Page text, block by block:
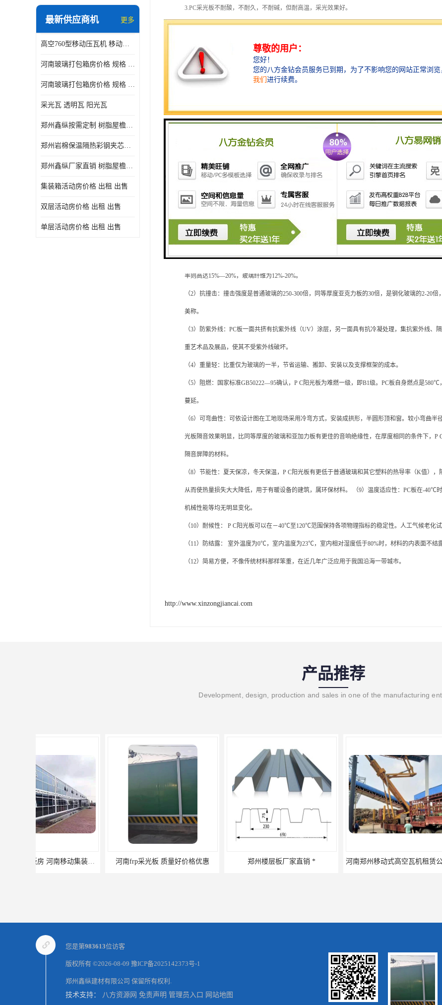
最新供应商机 更多
高空760型移动压瓦机 移动升降制瓦设备租赁选郑州鑫纵
河南玻璃打包箱房价格 规格 鑫纵建材按需定制
河南玻璃打包箱房价格 规格 鑫纵建材批发
采光瓦 透明瓦 阳光瓦
郑州鑫纵按需定制 树脂屋檐装饰塑料琉璃瓦片 中式仿古瓦的特点 价格
郑州岩棉保温隔热彩钢夹芯板 郑州鑫纵支持定做
郑州鑫纵厂家直销 树脂屋檐装饰塑料琉璃瓦片 中式仿古瓦的特点 价格
集装箱活动房价格 出租 出售
双层活动房价格 出租 出售
单层活动房价格 出租 出售
3.PC采光板不耐酸，不耐久，不耐碱，但耐高温，采光效果好。
4.FRP玻璃纤维增强聚脂采光板、聚碳脂制成的蜂窝状或实心板等，按形状可分为与屋面板波形
平面或者曲面采光板，耐酸碱达20年之久，广泛被化工腐蚀区所采纳。
不同的采光板有不同的固定方法。
采光板采用铝型材扣件固定，波形采光板采用采光板支架和自攻螺钉连接固定，再打胶密封。采光
,容易被自攻钉剪破，因此阳光板在打
性。
12m以内无需搭接，超过12m则需要搭接，搭接长度为200 - 400mm，搭接处施涂二道密
压型钢板，一般不考虚做收边，直接将其与彩板用自攻钉固定，并施涂密封封胶，咬合板则需做
常规分类有：经济型，耐候型，隔热型，阻燃型，防腐型五大类型。采光板常用的规格有：750型
阳光瓦主要由PC/PET/PMMA/PP料制作.阳光板普遍用于各种建筑采光屋顶和室内装饰装修；火
头等公共服务设施的顶盖和装潢园林小品；天窗、地窖、拱形屋顶及商场顶棚；旅游、游艺场合
告及展现展览部署；高级内装修板。
（1）透光性：P C阳光板透光率可达89%，可与玻璃相妣美。UV涂层板在太阳光下爆晒不会产生
率则高达15%—20%，玻璃纤维为12%-20%。
（2）抗撞击：撞击强度是普通玻璃的250-300倍，同等厚度亚克力板的30倍，是钢化玻璃的2-20
美称。
（3）防紫外线：PC板一面共挤有抗紫外线（UV）涂层，另一面具有抗冷凝处理，集抗紫外线、
重艺术品及展品，使其不受紫外线破坏。
（4）重量轻：比重仅为玻璃的一半，节省运输、搬卸、安装以及支撑框架的成本。
（5）阻燃：国家标准GB50222—95确认，P C阳光板为难燃一级，即B1级。PC板自身燃点是
蔓延。
（6）可弯曲性：可依设计图在工地现场采用冷弯方式，安装成拱形，半圆形顶和窗。较小弯曲半
光板隔音效果明显，比同等厚度的玻璃和亚加力板有更佳的音响绝缘性，在厚度相同的条件下，
隔音屏障的材料。
（8）节能性：夏天保凉，冬天保温，P C阳光板有更低于普通玻璃和其它塑料的热导率（K值），
从而使热量损失大大降低，用于有暖设备的建筑，属环保材料。 （9）温度适应性：PC板在-40℃
机械性能等均无明显变化。
（10）耐候性： P C阳光板可以在－40℃至120℃范围保持各项物理指标的稳定性。人工气候老化试
（11）防结露： 室外温度为0℃，室内温度为23℃，室内相对湿度低于80%时，材料的内表面不结
（12）简易方便，不像传统材料那样笨重，在近几年广泛应用于我国沿海一带城市。
http://www.xinzongjiancai.com
产品推荐
Development, design, production and sales in one of the manufacturing
河南frp采光板 质量好价格优惠 郑州楼层板厂家直销 * 河南郑州移动式高空瓦机租赁公司 提高施工效率
开封生产加工彩钢围挡 郑州鑫纵 质量好 鑫纵建材
您是第983613位访客
版权所有 ©2026-08-09 豫ICP备2025142373号-1
郑州鑫纵建材有限公司 保留所有权利.
技术支持： 八方资源网 免责声明 管理员入口 网站地图